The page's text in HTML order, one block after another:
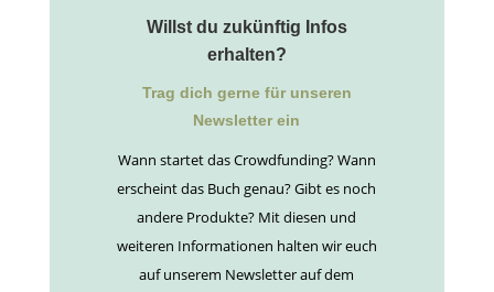
Willst du zukünftig Infos
erhalten?
Trag dich gerne für unseren
Newsletter ein
Wann startet das Crowdfunding? Wann
erscheint das Buch genau? Gibt es noch
andere Produkte? Mit diesen und
weiteren Informationen halten wir euch
auf unserem Newsletter auf dem